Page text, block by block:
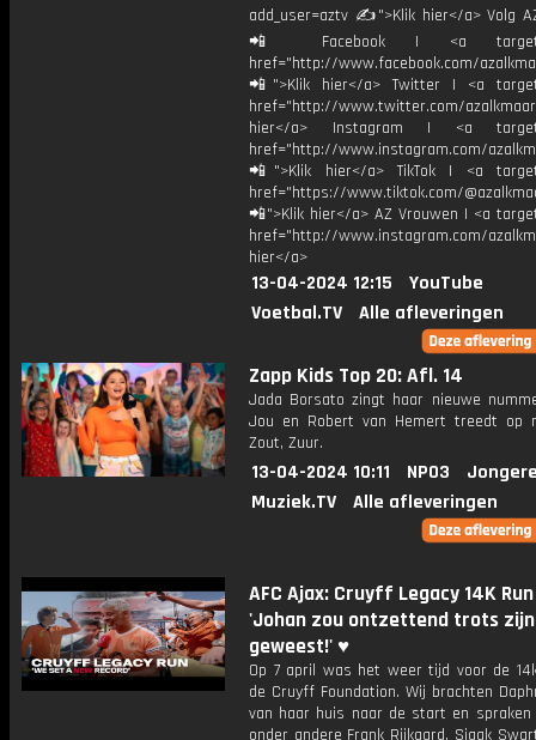
add_user=aztv ✍">Klik hier</a> Volg
📲 Facebook | <a
href="http://www.facebook.com/
📲">Klik hier</a> Twitter | <a
href="http://www.twitter.com/
hier</a> Instagram | <a
href="http://www.instagram.com/
📲">Klik hier</a> TikTok | <a
href="https://www.tiktok.com/
📲">Klik hier</a> AZ Vrouwen | <a
href="http://www.instagram.com/
hier</a>
13-04-2024 12:15
YouTube
Voetbal.TV
Alle afleveringen
Zapp Kids Top 20: Afl. 14
Jada Borsato zingt haar nieuwe
Jou en Robert van Hemert treedt op
Zout, Zuur.
13-04-2024 10:11 NPO3
Muziek.TV
Alle afleveringen
AFC Ajax: Cruyff Legacy 14K Run
'Johan zou ontzettend trots zijn
geweest!' ♥️
Op 7 april was het weer tijd voor de
de Cruyff Foundation. Wij brachten
van haar huis naar de start en
onder andere Frank Rijkaard, Sjaak